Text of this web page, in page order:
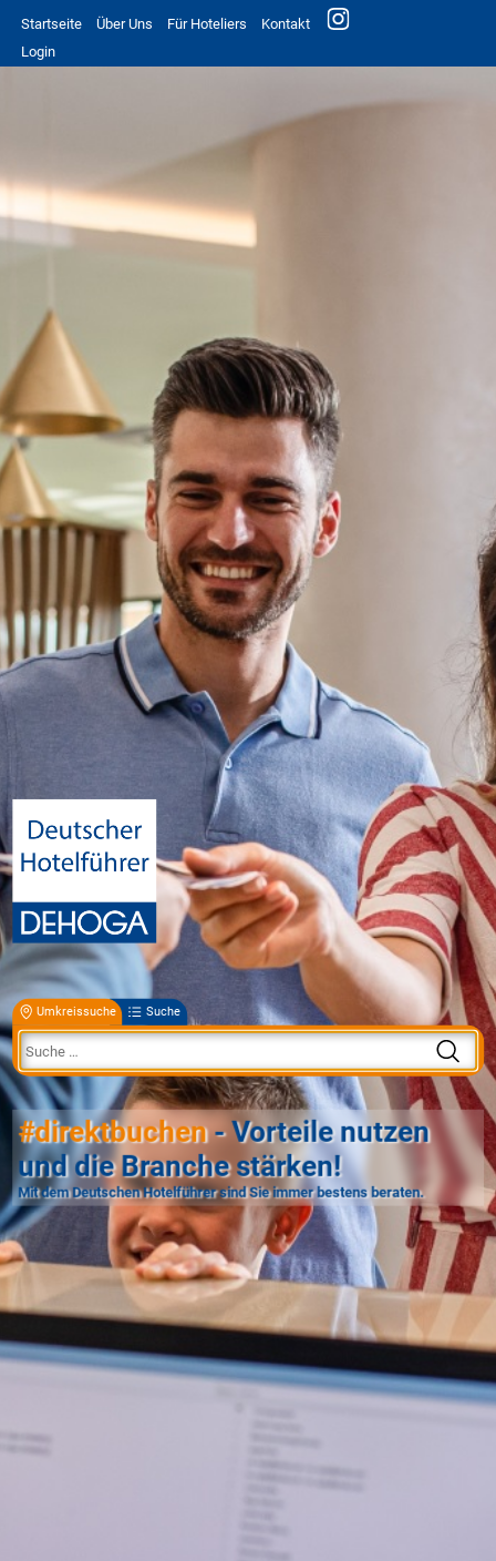
Startseite Über Uns Für Hoteliers
Kontakt
Login
Umkreissuche Suche
#direktbuchen- Vorteile nutzen
und die Branche stärken!
Mit dem Deutschen Hotelführer sind Sie immer bestens beraten.